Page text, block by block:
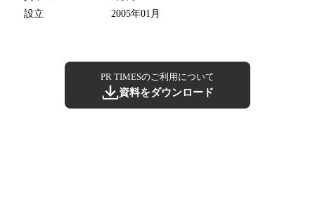
設立
2005年01月
PR TIMESのご利用について
資料をダウンロード